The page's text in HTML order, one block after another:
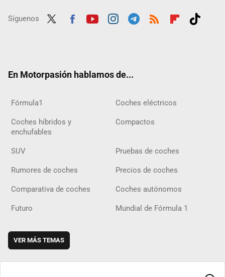
Síguenos
En Motorpasión hablamos de...
Fórmula1 Coches eléctricos
Coches híbridos y
enchufables
Compactos
SUV Pruebas de coches
Rumores de coches Precios de coches
Comparativa de coches Coches autónomos
Futuro Mundial de Fórmula 1
VER MÁS TEMAS